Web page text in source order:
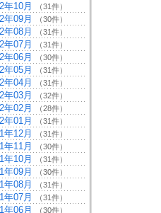
年10月 （31件）
年09月 （30件）
年08月 （31件）
年07月 （31件）
年06月 （30件）
年05月 （31件）
年04月 （31件）
年03月 （32件）
年02月 （28件）
年01月 （31件）
年12月 （31件）
年11月 （30件）
年10月 （31件）
年09月 （30件）
年08月 （31件）
年07月 （31件）
年06月 （30件）